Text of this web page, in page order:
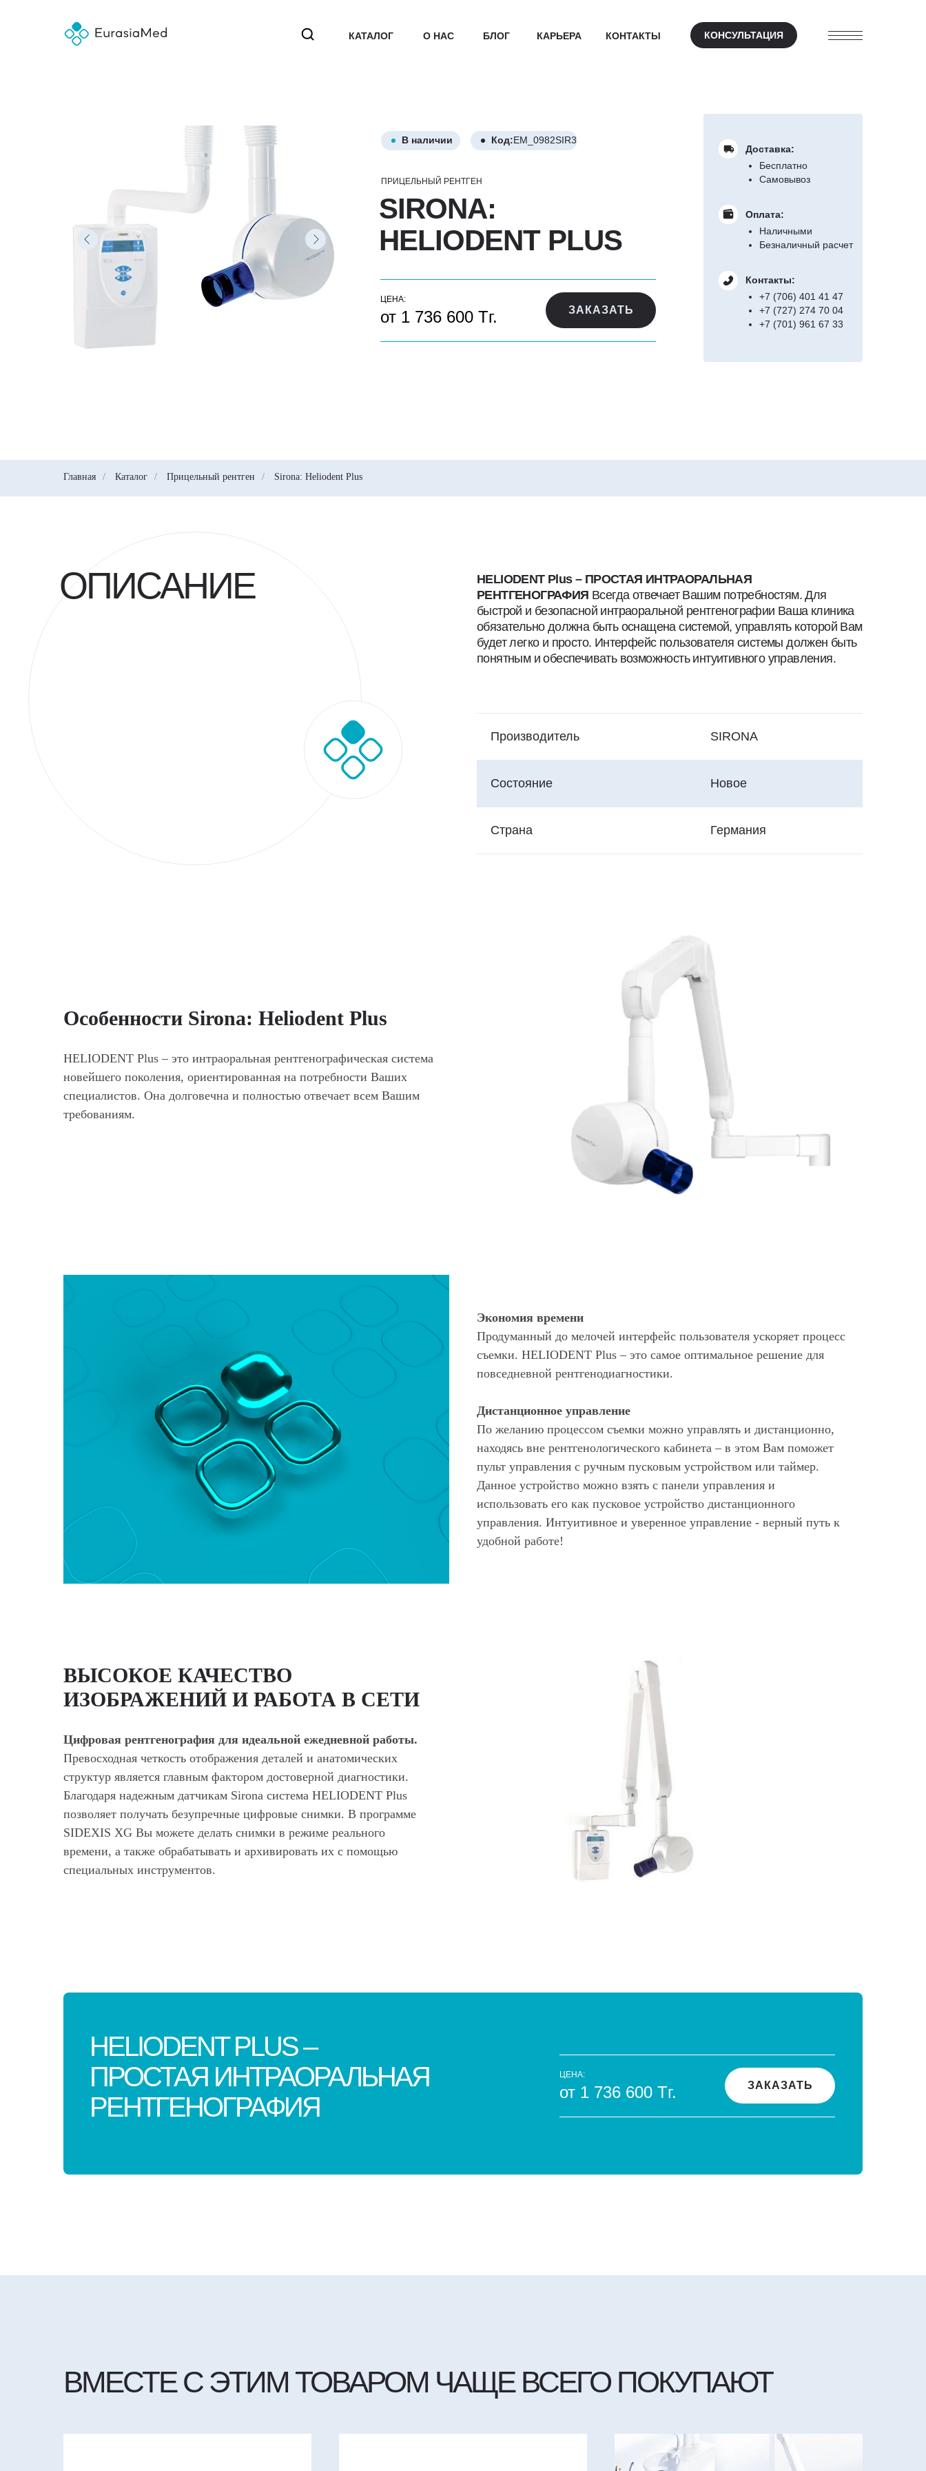
КОНСУЛЬТАЦИЯ
КАТАЛОГ О НАС КОНТАКТЫ
БЛОГ КАРЬЕРА
Код:EM_0982SIR3
ПРИЦЕЛЬНЫЙ РЕНТГЕН
SIRONA:
HELIODENT PLUS
ЦЕНА:
от 1 736 600 Тг. ЗАКАЗАТЬ
В наличии
Наличными
Безналичный расчет
Оплата:
+7 (706) 401 41 47
+7 (727) 274 70 04
+7 (701) 961 67 33
Контакты:
Бесплатно
Самовывоз
Доставка:
Главная / Каталог / Прицельный рентген / Sirona: Heliodent Plus
ОПИСАНИЕ
HELIODENT Plus – ПРОСТАЯ ИНТРАОРАЛЬНАЯ
РЕНТГЕНОГРАФИЯ Всегда отвечает Вашим потребностям. Для
быстрой и безопасной интраоральной рентгенографии Ваша клиника
обязательно должна быть оснащена системой, управлять которой Вам
будет легко и просто. Интерфейс пользователя системы должен быть
понятным и обеспечивать возможность интуитивного управления.
Производитель SIRONA
Состояние Новое
Страна Германия
Особенности Sirona: Heliodent Plus
HELIODENT Plus – это интраоральная рентгенографическая система
новейшего поколения, ориентированная на потребности Ваших
специалистов. Она долговечна и полностью отвечает всем Вашим
требованиям.
Экономия времени
Продуманный до мелочей интерфейс пользователя ускоряет процесс
съемки. HELIODENT Plus – это самое оптимальное решение для
повседневной рентгенодиагностики.
Дистанционное управление
По желанию процессом съемки можно управлять и дистанционно,
находясь вне рентгенологического кабинета – в этом Вам поможет
пульт управления с ручным пусковым устройством или таймер.
Данное устройство можно взять с панели управления и
использовать его как пусковое устройство дистанционного
управления. Интуитивное и уверенное управление - верный путь к
удобной работе!
ВЫСОКОЕ КАЧЕСТВО
ИЗОБРАЖЕНИЙ И РАБОТА В СЕТИ
Цифровая рентгенография для идеальной ежедневной работы.
Превосходная четкость отображения деталей и анатомических
структур является главным фактором достоверной диагностики.
Благодаря надежным датчикам Sirona система HELIODENT Plus
позволяет получать безупречные цифровые снимки. В программе
SIDEXIS XG Вы можете делать снимки в режиме реального
времени, а также обрабатывать и архивировать их с помощью
специальных инструментов.
ЦЕНА:
от 1 736 600 Тг. ЗАКАЗАТЬ
HELIODENT PLUS –
ПРОСТАЯ ИНТРАОРАЛЬНАЯ
РЕНТГЕНОГРАФИЯ
ВМЕСТЕ С ЭТИМ ТОВАРОМ ЧАЩЕ ВСЕГО ПОКУПАЮТ